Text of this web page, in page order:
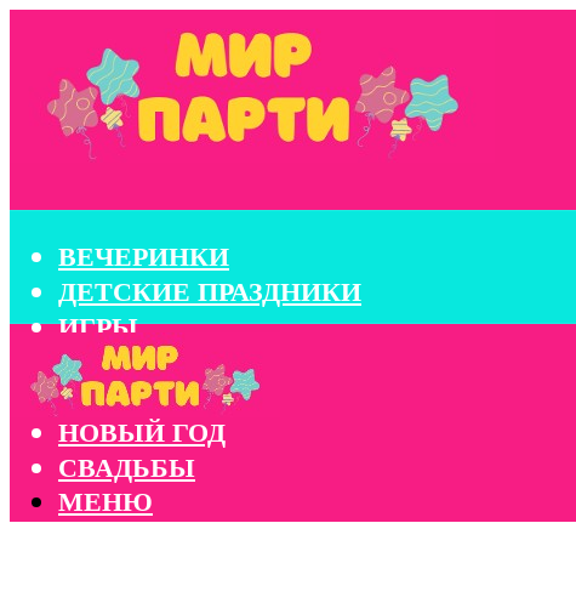
ВЕЧЕРИНКИ
ДЕТСКИЕ ПРАЗДНИКИ
ИГРЫ
КОНКУРСЫ
КОРПОРАТИВЫ
НОВЫЙ ГОД
СВАДЬБЫ
МЕНЮ